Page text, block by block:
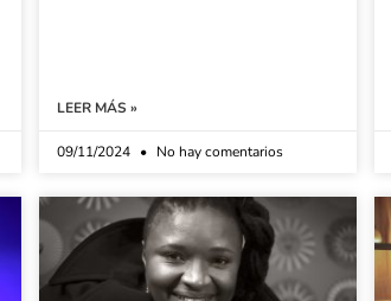
LEER MÁS »
09/11/2024 No hay comentarios